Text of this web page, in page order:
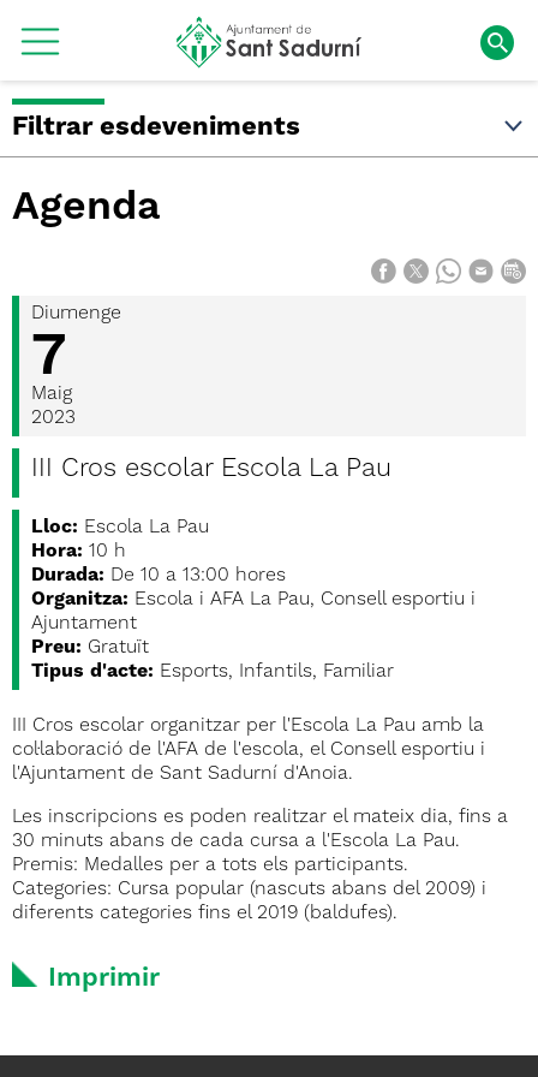
Filtrar esdeveniments
Agenda
Diumenge
7
Maig
2023
III Cros escolar Escola La Pau
Lloc: Escola La Pau
Hora: 10 h
Durada: De 10 a 13:00 hores
Organitza: Escola i AFA La Pau, Consell esportiu i
Ajuntament
Preu: Gratuït
Tipus d'acte: Esports, Infantils, Familiar
III Cros escolar organitzar per l'Escola La Pau amb la
col·laboració de l'AFA de l'escola, el Consell esportiu i
l'Ajuntament de Sant Sadurní d'Anoia.
Les inscripcions es poden realitzar el mateix dia, fins a
30 minuts abans de cada cursa a l'Escola La Pau.
Premis: Medalles per a tots els participants.
Categories: Cursa popular (nascuts abans del 2009) i
diferents categories fins el 2019 (baldufes).
Imprimir